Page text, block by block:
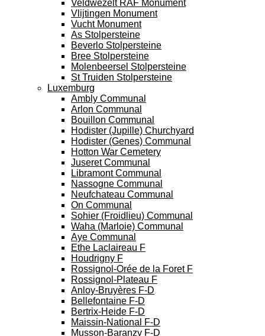
Veldwezelt RAF Monument
Vlijtingen Monument
Vucht Monument
As Stolpersteine
Beverlo Stolpersteine
Bree Stolpersteine
Molenbeersel Stolpersteine
St Truiden Stolpersteine
Luxemburg
Ambly Communal
Arlon Communal
Bouillon Communal
Hodister (Jupille) Churchyard
Hodister (Genes) Communal
Hotton War Cemetery
Juseret Communal
Libramont Communal
Nassogne Communal
Neufchateau Communal
On Communal
Sohier (Froidlieu) Communal
Waha (Marloie) Communal
Aye Communal
Ethe Laclaireau F
Houdrigny F
Rossignol-Orée de la Foret F
Rossignol-Plateau F
Anloy-Bruyères F-D
Bellefontaine F-D
Bertrix-Heide F-D
Maissin-National F-D
Musson-Baranzy F-D